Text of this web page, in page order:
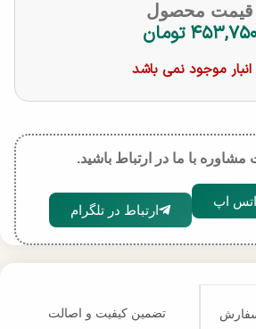
قیمت محصول
تومان
انبار موجود نمی باشد
مشاوره با ما در ارتباط باشید.
اپ
ارتباط در تلگرام
تضمین کیفیت و اصالت